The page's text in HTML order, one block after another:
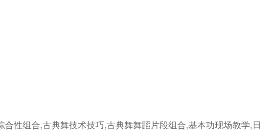
性组合,古典舞技术技巧,古典舞舞蹈片段组合,基本功现场教学,日